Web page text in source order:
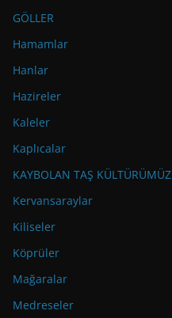
GÖLLER
Hamamlar
Hanlar
Hazireler
Kaleler
Kaplıcalar
KAYBOLAN TAŞ KÜLTÜRÜMÜZ
Kervansaraylar
Kiliseler
Köprüler
Mağaralar
Medreseler